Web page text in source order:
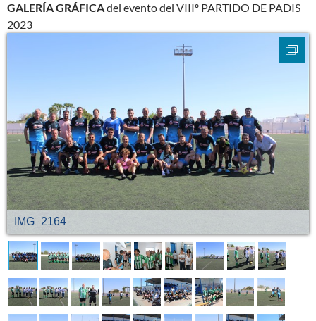
GALERÍA GRÁFICAdel evento del VIIIº PARTIDO DE PADIS
2023
IMG_2164